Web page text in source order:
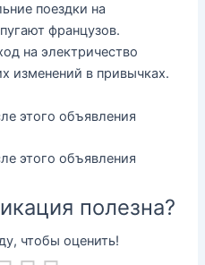
поездки на
французов.
на электричество
изменений в привычках.
этого объявления
этого объявления
полезна?
чтобы оценить!